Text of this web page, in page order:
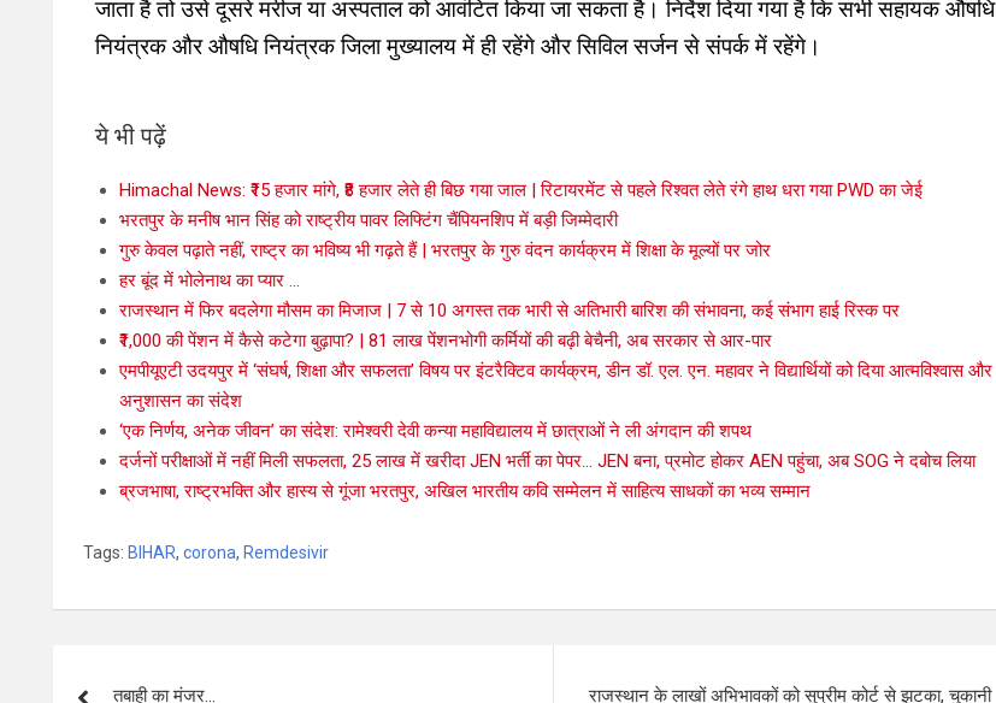
जाता है तो उसे दूसरे मरीज या अस्पताल को आवंटित किया जा सकता है। निर्देश दिया गया है कि सभी सहायक औषधि
नियंत्रक और औषधि नियंत्रक जिला मुख्यालय में ही रहेंगे और सिविल सर्जन से संपर्क में रहेंगे।
ये भी पढ़ें
Himachal News: ₹15 हजार मांगे, ₹8 हजार लेते ही बिछ गया जाल | रिटायरमेंट से पहले रिश्वत लेते रंगे हाथ धरा गया PWD का जेई
भरतपुर के मनीष भान सिंह को राष्ट्रीय पावर लिफ्टिंग चैंपियनशिप में बड़ी जिम्मेदारी
गुरु केवल पढ़ाते नहीं, राष्ट्र का भविष्य भी गढ़ते हैं | भरतपुर के गुरु वंदन कार्यक्रम में शिक्षा के मूल्यों पर जोर
हर बूंद में भोलेनाथ का प्यार …
राजस्थान में फिर बदलेगा मौसम का मिजाज | 7 से 10 अगस्त तक भारी से अतिभारी बारिश की संभावना, कई संभाग हाई रिस्क पर
₹1,000 की पेंशन में कैसे कटेगा बुढ़ापा? | 81 लाख पेंशनभोगी कर्मियों की बढ़ी बेचैनी, अब सरकार से आर-पार
एमपीयूएटी उदयपुर में ‘संघर्ष, शिक्षा और सफलता’ विषय पर इंटरैक्टिव कार्यक्रम, डीन डॉ. एल. एन. महावर ने विद्यार्थियों को दिया आत्मविश्वास और
अनुशासन का संदेश
‘एक निर्णय, अनेक जीवन’ का संदेश: रामेश्वरी देवी कन्या महाविद्यालय में छात्राओं ने ली अंगदान की शपथ
दर्जनों परीक्षाओं में नहीं मिली सफलता, 25 लाख में खरीदा JEN भर्ती का पेपर… JEN बना, प्रमोट होकर AEN पहुंचा, अब SOG ने दबोच लिया
ब्रजभाषा, राष्ट्रभक्ति और हास्य से गूंजा भरतपुर, अखिल भारतीय कवि सम्मेलन में साहित्य साधकों का भव्य सम्मान
Tags: BIHAR, corona, Remdesivir
तबाही का मंजर…
राजस्थान के लाखों अभिभावकों को सुप्रीम कोर्ट से झटका, चुकानी